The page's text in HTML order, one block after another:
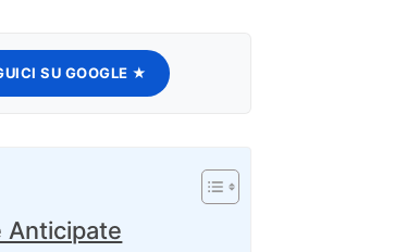
SU GOOGLE ★
Anticipate